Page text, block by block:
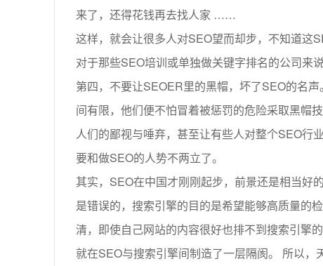
来了，还得花钱再去找人家 ……
这样，就会让很多人对SEO望而却步，不知道这
对于那些SEO培训或单独做关键字排名的公司来
第四，不要让SEOER里的黑帽，坏了SEO的名
间有限，他们便不怕冒着被惩罚的危险采取黑帽
人们的鄙视与唾弃，甚至让有些人对整个SEO行
要和做SEO的人势不两立了。
其实，SEO在中国才刚刚起步，前景还是相当好
是错误的，搜索引擎的目的是希望能够高质量的
清，即使自己网站的内容很好也排不到搜索引擎
就在SEO与搜索引擎间制造了一层隔阂。 所以